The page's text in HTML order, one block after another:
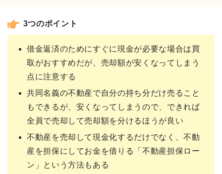
3つのポイント
借金返済のためにすぐに現金が必要な場合は買
取がおすすめだが、売却額が安くなってしまう
点に注意する
共同名義の不動産で自分の持ち分だけ売ること
もできるが、安くなってしまうので、できれば
全員で売却して売却額を分けるほうが良い
不動産を売却して現金化するだけでなく、不動
産を担保にしてお金を借りる「不動産担保ロー
ン」という方法もある